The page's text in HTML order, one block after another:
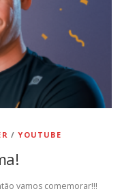
/YOUTUBE
vamos comemorar!!!